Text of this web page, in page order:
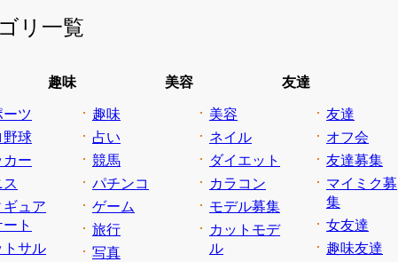
リ一覧
ーツ
野球
カー
ス
ギュア
ト
トサル
趣味
趣味
占い
競馬
パチンコ
ゲーム
旅行
写真
美容
美容
ネイル
ダイエット
カラコン
モデル募集
カットモデ
ル
友達
友達
オフ会
友達募集
マイミク募
集
女友達
趣味友達